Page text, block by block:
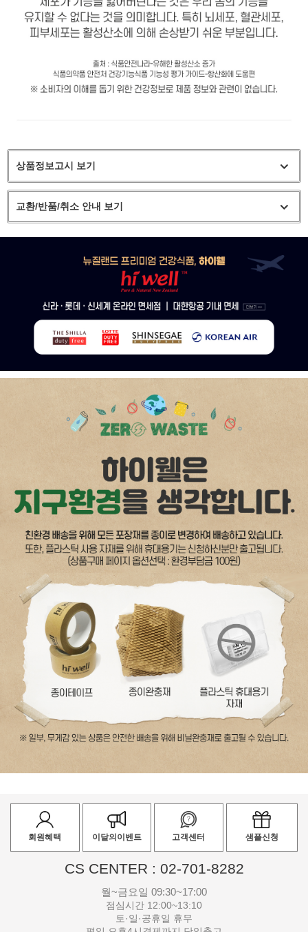
상품정보고시 보기
교환/반품/취소 안내 보기
회원혜택 이달의이벤트 고객센터 샘플신청
CS CENTER : 02-701-8282
월~금요일 09:30~17:00
점심시간 12:00~13:10
토·일·공휴일 휴무